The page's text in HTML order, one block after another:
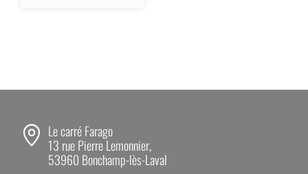
Le carré Farago
13 rue Pierre Lemonnier,
53960 Bonchamp-lès-Laval